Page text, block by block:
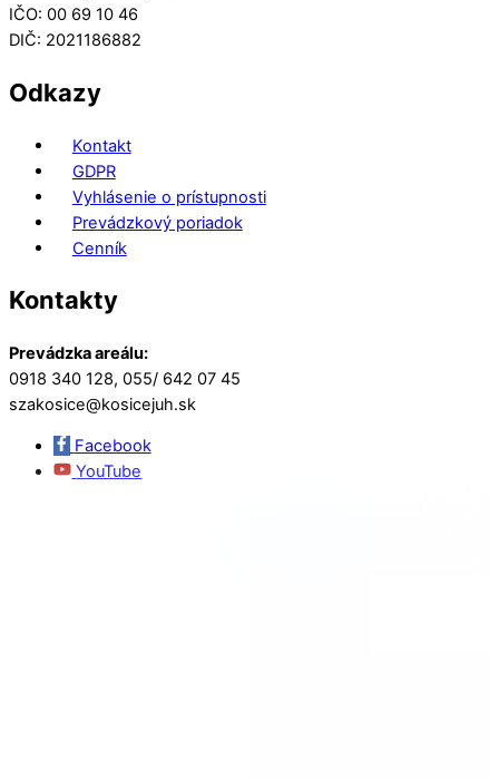
IČO: 00 69 10 46
DIČ: 2021186882
Odkazy
Kontakt
GDPR
Vyhlásenie o prístupnosti
Prevádzkový poriadok
Cenník
Kontakty
Prevádzka areálu:
0918 340 128, 055/ 642 07 45
szakosice@kosicejuh.sk
Facebook
YouTube